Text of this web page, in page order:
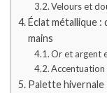
Velours et
Éclat métallique :
mains
Or et argent
Palette hivernale